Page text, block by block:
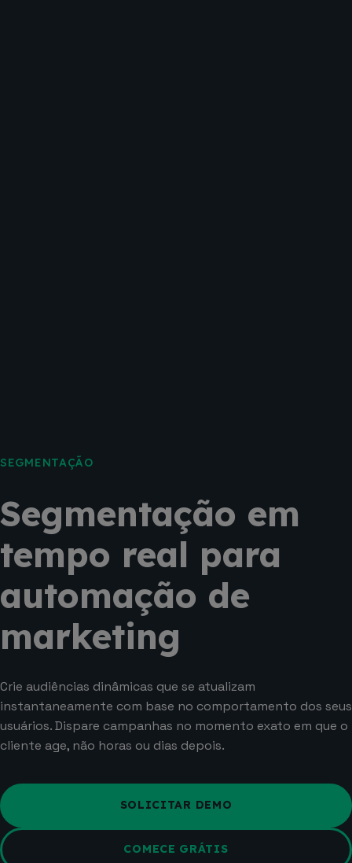
SEGMENTAÇÃO
Segmentação em
tempo real para
automação de
marketing
Crie audiências dinâmicas que se atualizam
instantaneamente com base no comportamento dos seus
usuários. Dispare campanhas no momento exato em que o
cliente age, não horas ou dias depois.
SOLICITAR DEMO
COMECE GRÁTIS